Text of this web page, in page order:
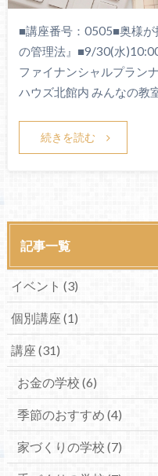
■講座番号：0505■奥様
の管理法』■9/30(水
ファイナンシャルプラン
ハウズ北館内 みんなの教
続きを読む
記事一覧
イベント (3)
個別講座 (1)
講座 (31)
お金の学校 (6)
季節のおすすめ (4)
家づくりの学校 (7)